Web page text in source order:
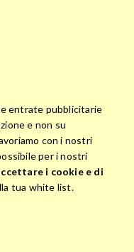
entrate pubblicitarie
e non su
con i nostri
per i nostri
i cookie e di
tua white list.